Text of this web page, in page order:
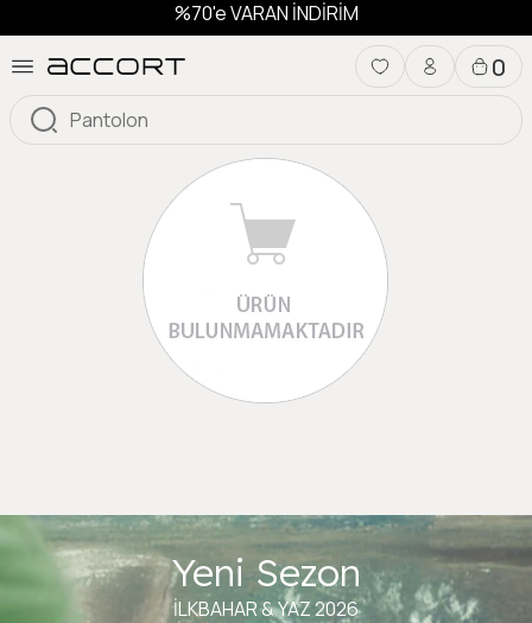
%70'e VARAN İNDİRİM
0
Yeni Sezon
İLKBAHAR & YAZ 2026